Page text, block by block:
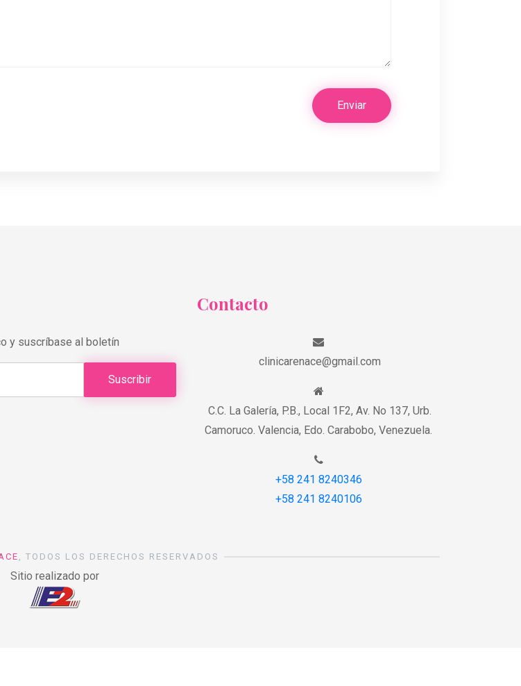
Enviar
y suscríbase al boletín
Suscribir
Contacto
clinicarenace@gmail.com
C.C. La Galería, P.B., Local 1F2, Av. No 137, Urb.
Camoruco. Valencia, Edo. Carabobo, Venezuela.
+58 241 8240346
+58 241 8240106
, TODOS LOS DERECHOS RESERVADOS
Sitio realizado por